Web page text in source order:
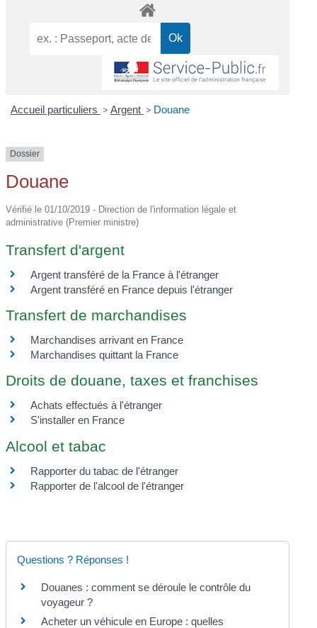
Accueil particuliers > Argent > Douane
Dossier
Douane
Vérifié le 01/10/2019 - Direction de l'information légale et
administrative (Premier ministre)
Transfert d'argent
Argent transféré de la France à l'étranger
Argent transféré en France depuis l'étranger
Transfert de marchandises
Marchandises arrivant en France
Marchandises quittant la France
Droits de douane, taxes et franchises
Achats effectués à l'étranger
S'installer en France
Alcool et tabac
Rapporter du tabac de l'étranger
Rapporter de l'alcool de l'étranger
Questions ? Réponses !
Douanes : comment se déroule le contrôle du
voyageur ?
Acheter un véhicule en Europe : quelles